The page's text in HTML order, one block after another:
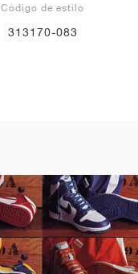
Código de estilo
313170-083